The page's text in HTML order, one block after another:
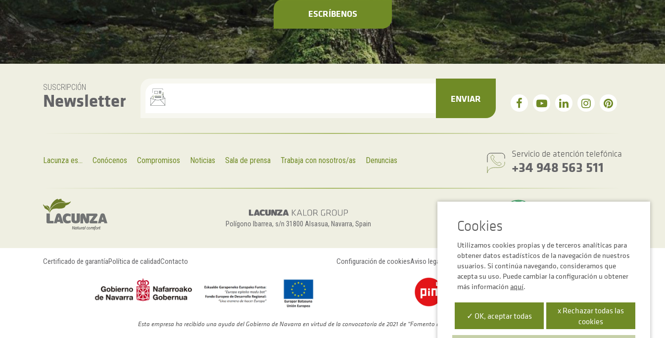
ESCRÍBENOS
SUSCRIPCIÓN
Newsletter ENVIAR
Lacunza es... Conócenos Compromisos Noticias Sala de prensa Trabaja con nosotros/as Denuncias
Servicio de atención telefónica
+34 948 563 511
Polígono Ibarrea, s/n 31800 Alsasua, Navarra, Spain
Certificado de garantíaPolítica de calidadContacto Configuración de cookiesAviso legal Política de privacidad y cookies Condiciones generales de venta
Esta empresa ha recibido una ayuda del Gobierno de Navarra en virtud de la convocatoria de 2021 de “Fomento de la Empresa Digital de Navarra”
Utilizamos cookies propias y de terceros analíticas para
obtener datos estadísticos de la navegación de nuestros
usuarios. Si continúa navegando, consideramos que
acepta su uso. Puede cambiar la configuración u obtener
más información aquí.
✓ OK, aceptar todas
x Rechazar todas las
cookies